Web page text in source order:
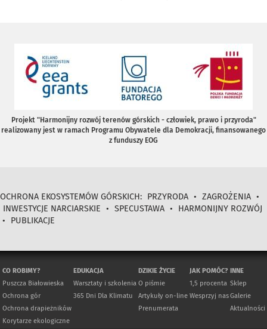
Projekt "Harmonijny rozwój terenów górskich - człowiek, prawo i przyroda"
realizowany jest w ramach Programu Obywatele dla Demokracji, finansowanego
z funduszy EOG
OCHRONA EKOSYSTEMÓW GÓRSKICH: PRZYRODA • ZAGROŻENIA
•
INWESTYCJE NARCIARSKIE
• SPECUSTAWA •
HARMONIJNY ROZWÓJ
•
PUBLIKACJE
CO ROBIMY?
Puszcza Białowieska
Ochrona gór
Ochrona drapieżników
Korytarze ekologiczne
EDUKACJA
Warsztaty i szkolenia
365 Dni Dla Klimatu
DZIKIE ŻYCIE
O piśmie
Artykuły on-line
Prenumerata
JAK POMÓC?
1,5 procenta
Wesprzyj nas
INNE
Sklep
Galerie
Aktualności